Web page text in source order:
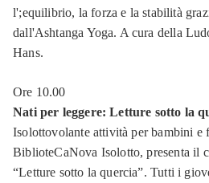
Memoriale
delle
Deportazioni
di
Resistenza
fiorentina
popolari
l';equilibrio, la forza e la stabilità
dall'Ashtanga Yoga. A cura della
Hans.
Ore 10.00
Nati per leggere: Letture sotto la
Isolottovolante attività per bambini e
BiblioteCaNova Isolotto, presenta il
“Letture sotto la quercia”. Tutti i